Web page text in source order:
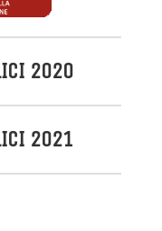
2020
2021